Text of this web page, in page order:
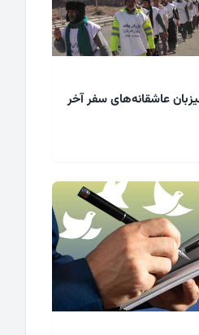
عاشقانه‌های سفر آخر